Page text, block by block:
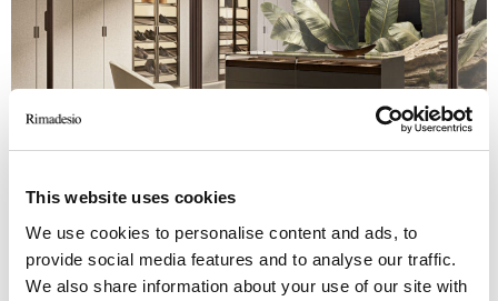
This website uses cookies
We use cookies to personalise content and ads, to
provide social media features and to analyse our traffic.
We also share information about your use of our site with